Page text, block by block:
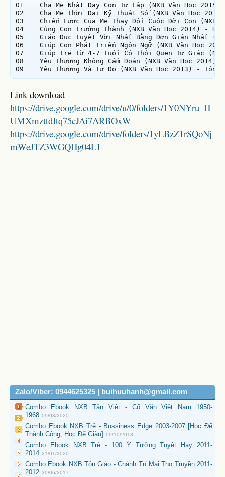
01    Cha Mẹ Nhật Dạy Con Tự Lập (NXB Văn Học
02    Cha Mẹ Thời Đại Kỹ Thuật Số (NXB Văn Học
03    Chiến Lược Của Mẹ Thay Đổi Cuộc Đời Con
04    Cùng Con Trưởng Thành (NXB Văn Học 2014) -
05    Giáo Dục Tuyệt Vời Nhất Bằng Đơn Giản Nhất
06    Giúp Con Phát Triển Ngôn Ngữ (NXB Văn Học
07    Giúp Trẻ Từ 4-7 Tuổi Có Thói Quen Tự Giác
08    Yêu Thương Không Cấm Đoán (NXB Văn Học
Link download
https://drive.google.com/drive/u/0/folders/1Y0NYru_H
UMXmzttdItq75cJAi7ARBOxW
https://drive.google.com/drive/folders/1yLBzZ1rSQoNj
mWeJTZ3WGQHg04L1
Zalo/Viber: 0944625325 | buihuuhanh@gmail.com
Combo Ebook NXB Tân Việt - Cổ Văn Việt Nam 1950-
1968 09/03/2020
Combo Ebook NXB Trẻ - Bussiness Edge 2003-2007 [Học Để
Thành Công, Học Để Giàu]
09/10/2013
Combo Ebook NXB Trẻ - 100 Ý Tưởng Tuyệt Hay 2011-
2014 21/01/2020
Combo Ebook NXB Tôn Giáo - Chánh Trí Mai Thọ Truyền 2011-
2012 30/06/2017